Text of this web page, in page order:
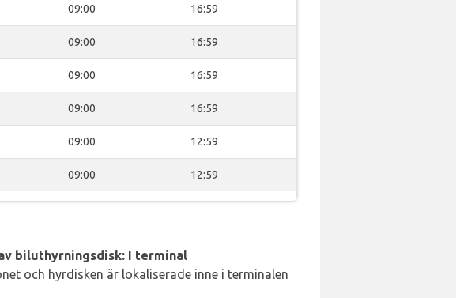
09:00 16:59
09:00 16:59
09:00 16:59
09:00 16:59
09:00 12:59
09:00 12:59
biluthyrningsdisk: I terminal
och hyrdisken är lokaliserade inne i terminalen